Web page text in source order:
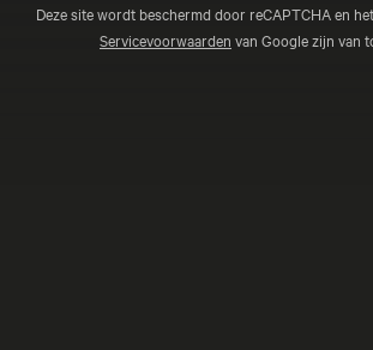
Deze site wordt beschermd door reCAPTCHA en het
Servicevoorwaarden van Google zijn van